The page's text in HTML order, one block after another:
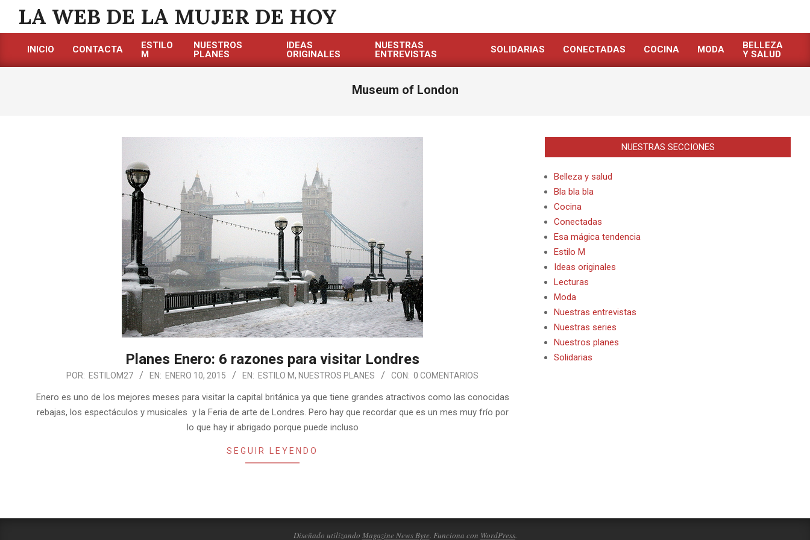
contenido
LA WEB DE LA MUJER DE HOY
INICIO CONTACTA
ESTILO
M
NUESTROS
PLANES
IDEAS
ORIGINALES
NUESTRAS
ENTREVISTAS
SOLIDARIAS CONECTADAS COCINA MODA
BELLEZA
Y SALUD
Museum of London
Planes Enero: 6 razones para visitar Londres
POR: ESTILOM27 EN: ENERO 10, 2015 EN: ESTILO M, NUESTROS PLANES CON: 0 COMENTARIOS
Enero es uno de los mejores meses para visitar la capital británica ya que tiene grandes atractivos como las conocidas
rebajas, los espectáculos y musicales y la Feria de arte de Londres. Pero hay que recordar que es un mes muy frío por
lo que hay ir abrigado porque puede incluso
SEGUIR LEYENDO
NUESTRAS SECCIONES
Belleza y salud
Bla bla bla
Cocina
Conectadas
Esa mágica tendencia
Estilo M
Ideas originales
Lecturas
Moda
Nuestras entrevistas
Nuestras series
Nuestros planes
Solidarias
Diseñado utilizando Magazine News Byte. Funciona con WordPress.